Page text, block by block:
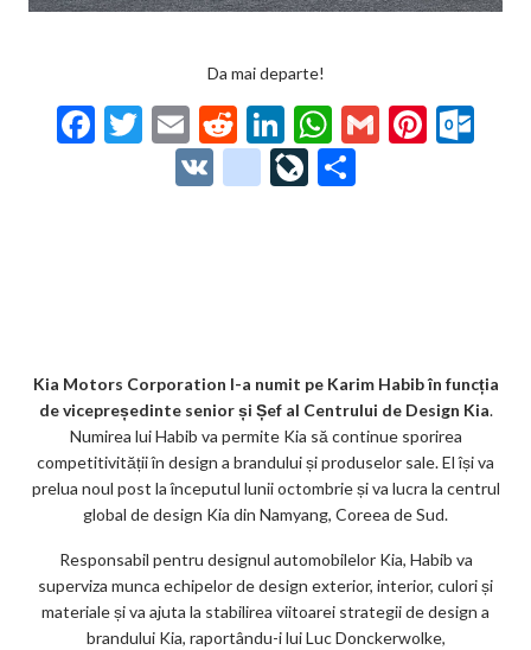
Da mai departe!
F T
w
itt
E
m
ai
R
e
d
Li
n
ke
W
h
at
G Pi
V
g
o
o
k
m
ar
ks
Li
Kia Motors Corporation l-a numit pe Karim Habib în funcția
de vicepreședinte senior și Șef al Centrului de Design Kia.
Numirea lui Habib va permite Kia să continue sporirea
competitivității în design a brandului și produselor sale. El își va
prelua noul post la începutul lunii octombrie și va lucra la centrul
global de design Kia din Namyang, Coreea de Sud.
Responsabil pentru designul automobilelor Kia, Habib va
superviza munca echipelor de design exterior, interior, culori și
materiale și va ajuta la stabilirea viitoarei strategii de design a
brandului Kia, raportându-i lui Luc Donckerwolke,